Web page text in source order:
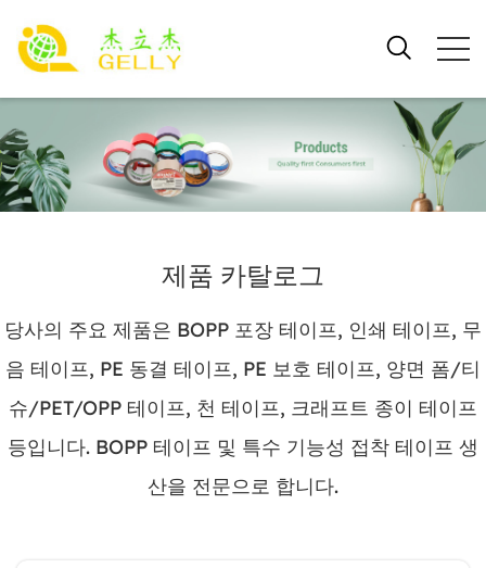
제품 카탈로그
당사의 주요 제품은 BOPP 포장 테이프, 인쇄 테이프, 무
음 테이프, PE 동결 테이프, PE 보호 테이프, 양면 폼/티
슈/PET/OPP 테이프, 천 테이프, 크래프트 종이 테이프
등입니다. BOPP 테이프 및 특수 기능성 접착 테이프 생
산을 전문으로 합니다.